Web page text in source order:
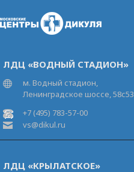
ЛДЦ «ВОДНЫЙ СТАДИОН»
м. Водный стадион,
Ленинградское шоссе, 58с53
+7 (495) 783-57-00
vs@dikul.ru
ЛДЦ «КРЫЛАТСКОЕ»